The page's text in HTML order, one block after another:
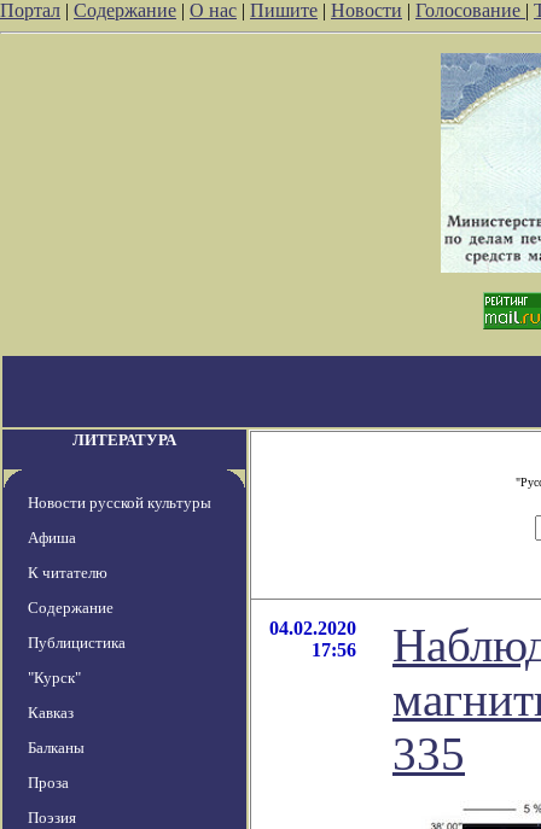
Портал | Содержание | О нас | Пишите | Новости | Голосование |
ЛИТЕРАТУРА
Новости русской культуры
Афиша
К читателю
Содержание
Публицистика
"Курск"
Кавказ
Балканы
Проза
Поэзия
04.02.2020
17:56
335